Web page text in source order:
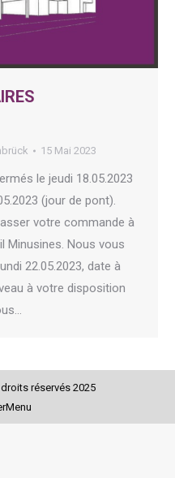
15 Mai 2023
le jeudi 18.05.2023
(jour de pont).
votre commande à
Minusines. Nous vous
22.05.2023, date à
à votre disposition
droits réservés 2025